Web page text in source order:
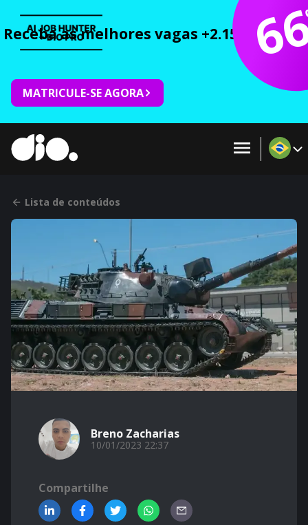
Receba as melhores vagas +2.150 cursos
MATRICULE-SE AGORA
Lista de conteúdos
Breno Zacharias
10/01/2023 22:37
Compartilhe